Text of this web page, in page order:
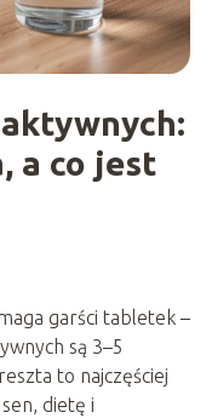
a co jest
garści tabletek –
są 3–5
to najczęściej
dietę i